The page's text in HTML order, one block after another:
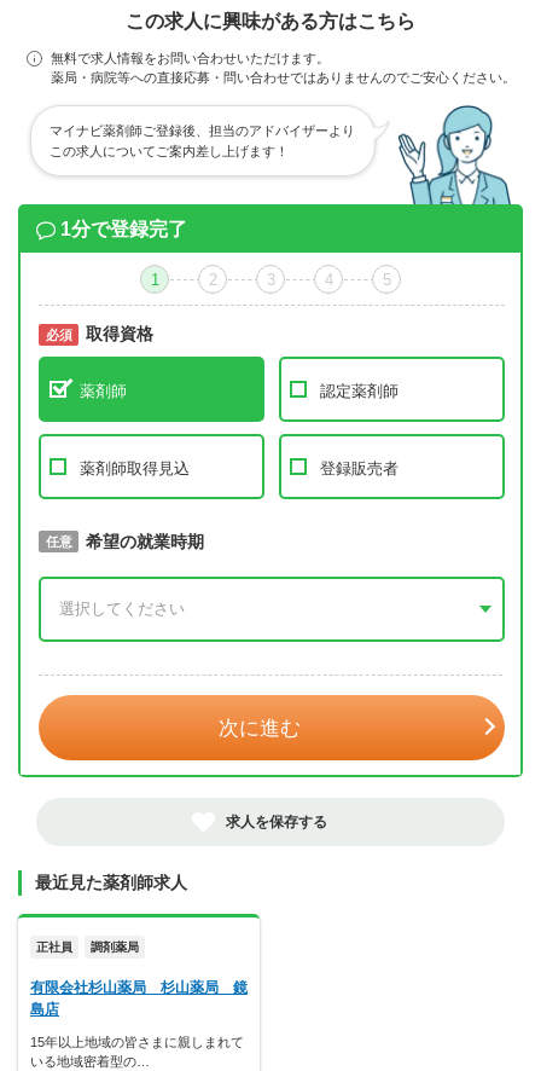
この求人に興味がある方はこちら
無料で求人情報をお問い合わせいただけます。
薬局・病院等への直接応募・問い合わせではありませんのでご安心ください。
マイナビ薬剤師ご登録後、担当のアドバイザーより
この求人についてご案内差し上げます！
1分で登録完了
1 2 3 4 5
必須 取得資格
薬剤師 認定薬剤師
薬剤師取得見込 登録販売者
必須 取得予定年
任意 希望の就業時期
次に進む
求人を保存する
最近見た薬剤師求人
正社員 調剤薬局
有限会社杉山薬局 杉山薬局 鏡
島店
15年以上地域の皆さまに親しまれて
いる地域密着型の…